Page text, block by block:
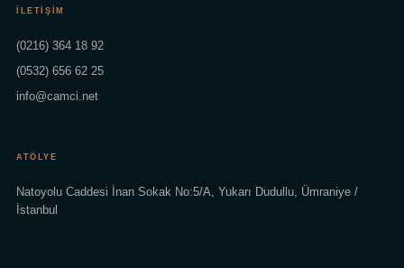
İLETIŞIM
(0216) 364 18 92
(0532) 656 62 25
info@camci.net
ATÖLYE
Natoyolu Caddesi İnan Sokak No:5/A, Yukarı Dudullu, Ümraniye /
İstanbul